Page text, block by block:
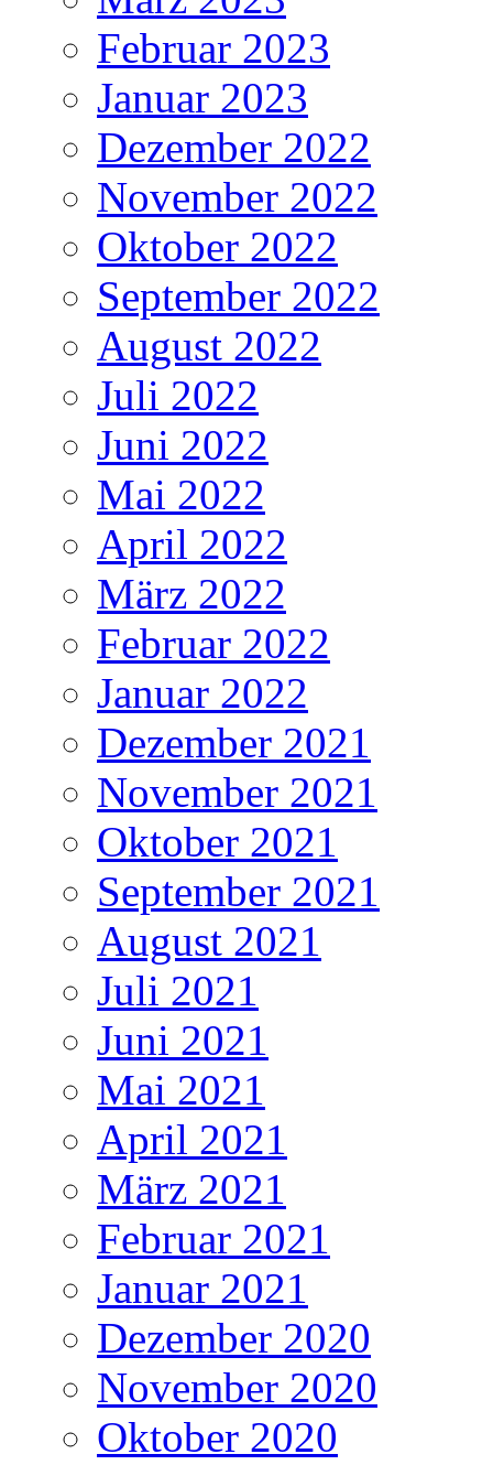
Februar 2023
Januar 2023
Dezember 2022
November 2022
Oktober 2022
September 2022
August 2022
Juli 2022
Juni 2022
Mai 2022
April 2022
März 2022
Februar 2022
Januar 2022
Dezember 2021
November 2021
Oktober 2021
September 2021
August 2021
Juli 2021
Juni 2021
Mai 2021
April 2021
März 2021
Februar 2021
Januar 2021
Dezember 2020
November 2020
Oktober 2020